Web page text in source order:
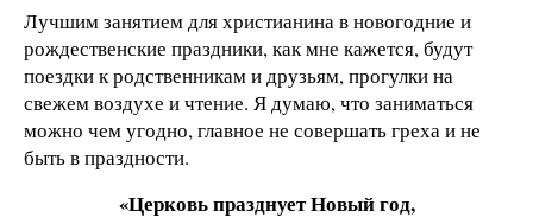
Лучшим занятием для христианина в новогодние и
рождественские праздники, как мне кажется, будут
поездки к родственникам и друзьям, прогулки на
свежем воздухе и чтение. Я думаю, что заниматься
можно чем угодно, главное не совершать греха и не
быть в праздности.
«Церковь празднует Новый год,